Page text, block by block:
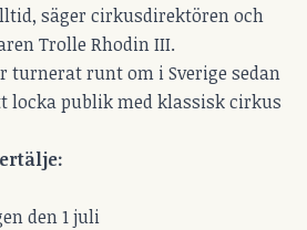
säger cirkusdirektören och
Trolle Rhodin III.
turnerat runt om i Sverige sedan
locka publik med klassisk cirkus
den 1 juli